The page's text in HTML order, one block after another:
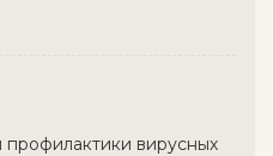
вирусных